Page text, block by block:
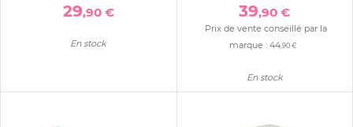
29,90 €
En stock
39,90 €
Prix de vente conseillé par la
marque : 44,90 €
En stock